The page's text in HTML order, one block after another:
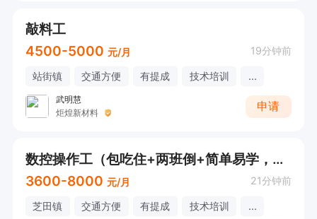
敲料工
4500-5000 元/月 19分钟前
站街镇 交通方便 有提成 技术培训 ...
武明慧
炬煌新材料
申请
数控操作工（包吃住+两班倒+简单易学，上手快）
3600-8000 元/月 21分钟前
芝田镇 交通方便 有提成 技术培训 ...